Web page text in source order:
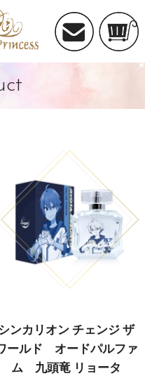
ンカリオン チェンジ ザ
ールド オードパルファ
ム 九頭竜 リョータ